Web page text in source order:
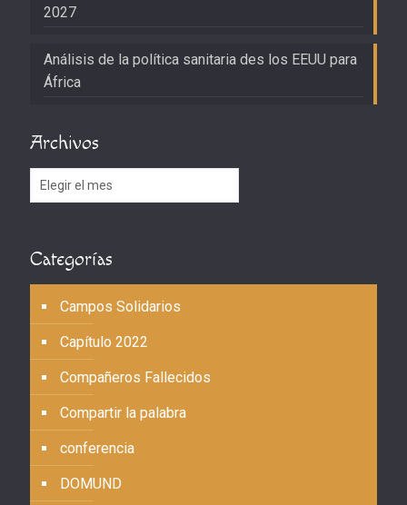
2027
Análisis de la política sanitaria des los EEUU para
África
Archivos
Archivos
Categorías
Campos Solidarios
Capítulo 2022
Compañeros Fallecidos
Compartir la palabra
conferencia
DOMUND